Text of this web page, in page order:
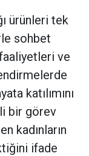
ürünleri tek
sohbet
ve
katılımını
bir görev
kadınların
ifade